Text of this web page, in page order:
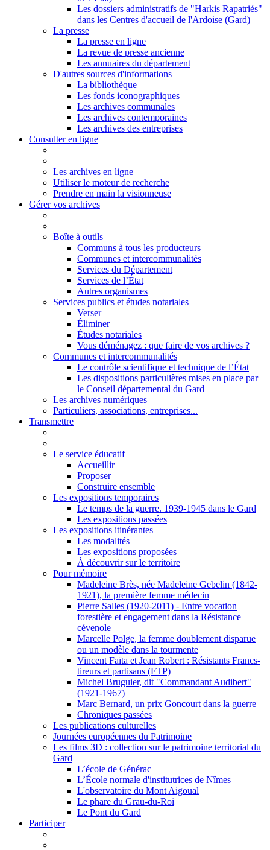
Les dossiers administratifs de "Harkis Rapatriés"
dans les Centres d'accueil de l'Ardoise (Gard)
La presse
La presse en ligne
La revue de presse ancienne
Les annuaires du département
D'autres sources d'informations
La bibliothèque
Les fonds iconographiques
Les archives communales
Les archives contemporaines
Les archives des entreprises
Consulter en ligne
Les archives en ligne
Utiliser le moteur de recherche
Prendre en main la visionneuse
Gérer vos archives
Boîte à outils
Communs à tous les producteurs
Communes et intercommunalités
Services du Département
Services de l’État
Autres organismes
Services publics et études notariales
Verser
Éliminer
Études notariales
Vous déménagez : que faire de vos archives ?
Communes et intercommunalités
Le contrôle scientifique et technique de l’État
Les dispositions particulières mises en place par
le Conseil départemental du Gard
Les archives numériques
Particuliers, associations, entreprises...
Transmettre
Le service éducatif
Accueillir
Proposer
Construire ensemble
Les expositions temporaires
Le temps de la guerre. 1939-1945 dans le Gard
Les expositions passées
Les expositions itinérantes
Les modalités
Les expositions proposées
À découvrir sur le territoire
Pour mémoire
Madeleine Brès, née Madeleine Gebelin (1842-
1921), la première femme médecin
Pierre Salles (1920-2011) - Entre vocation
forestière et engagement dans la Résistance
cévenole
Marcelle Polge, la femme doublement disparue
ou un modèle dans la tourmente
Vincent Faïta et Jean Robert : Résistants Francs-
tireurs et partisans (FTP)
Michel Bruguier, dit "Commandant Audibert"
(1921-1967)
Marc Bernard, un prix Goncourt dans la guerre
Chroniques passées
Les publications culturelles
Journées européennes du Patrimoine
Les films 3D : collection sur le patrimoine territorial du
Gard
L’école de Générac
L’École normale d'institutrices de Nîmes
L'observatoire du Mont Aigoual
Le phare du Grau-du-Roi
Le Pont du Gard
Participer